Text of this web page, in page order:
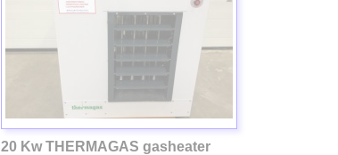
20 Kw THERMAGAS gasheater